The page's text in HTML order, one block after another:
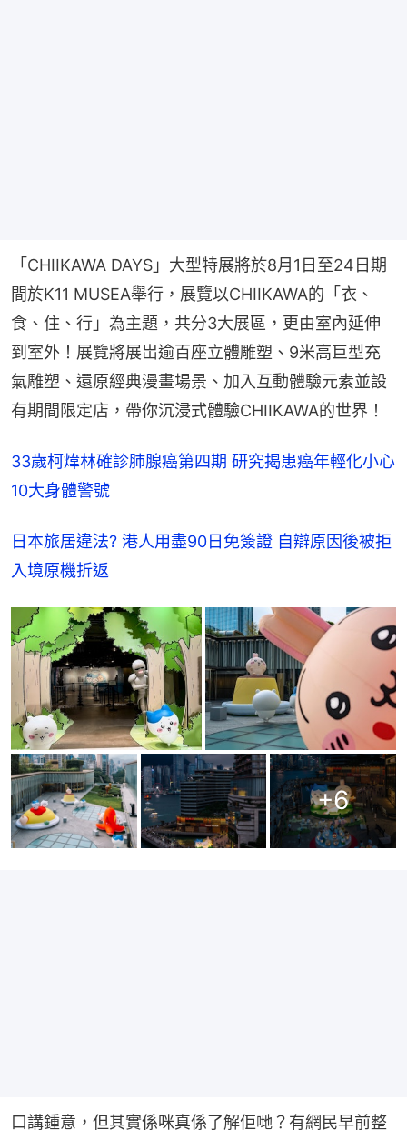
「CHIIKAWA DAYS」大型特展將於8月1日至24日期
間於K11 MUSEA舉行，展覽以CHIIKAWA的「衣、
食、住、行」為主題，共分3大展區，更由室內延伸
到室外！展覽將展岀逾百座立體雕塑、9米高巨型充
氣雕塑、還原經典漫畫場景、加入互動體驗元素並設
有期間限定店，帶你沉浸式體驗CHIIKAWA的世界！
33歲柯煒林確診肺腺癌第四期 研究揭患癌年輕化小心
10大身體警號
日本旅居違法? 港人用盡90日免簽證 自辯原因後被拒
入境原機折返
+6
口講鍾意，但其實係咪真係了解佢哋？有網民早前整